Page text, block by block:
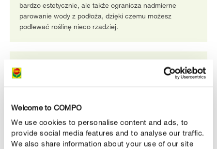
Welcome to COMPO
We use cookies to personalise content and ads, to
provide social media features and to analyse our traffic.
We also share information about your use of our site
bardzo estetycznie, ale także ogranicza nadmierne
parowanie wody z podłoża, dzięki czemu możesz
podlewać roślinę nieco rzadziej.